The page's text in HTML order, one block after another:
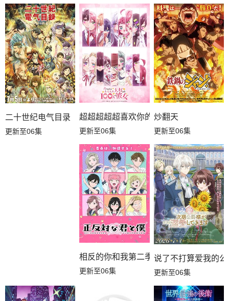
第12集 第11集 第10集
第09集 第08集 第07集
第06集 第05集 第04集
二十世纪电气目录
更新至06集
超超超超超喜欢你的100个女朋友第三季
更新至06集
炒翻天
更新至06集
相反的你和我第二季
更新至06集
说了不打算爱我的
更新至06集